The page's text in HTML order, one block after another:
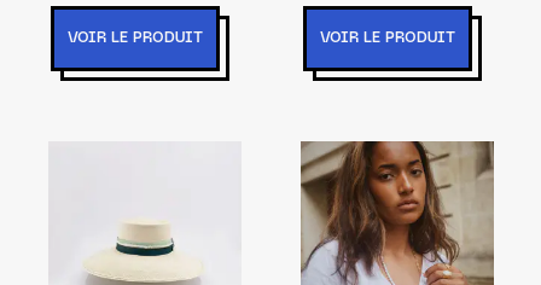
VOIR LE PRODUIT VOIR LE PRODUIT